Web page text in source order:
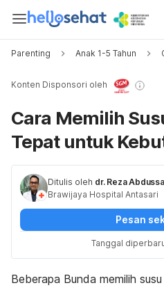
Parenting Anak 1-5 Tahun
Konten Disponsori oleh
Cara Memilih
Tepat untuk
Ditulis oleh dr. Reza
Brawijaya Hospital Antasari
Pesan
Tanggal
Beberapa Bunda memilih